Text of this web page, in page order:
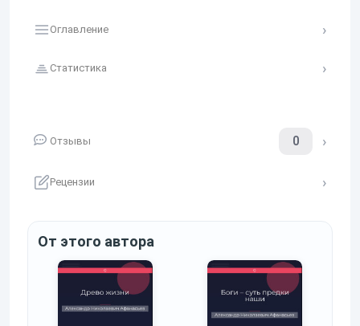
Оглавление
Статистика
Отзывы 0
Рецензии
От этого автора